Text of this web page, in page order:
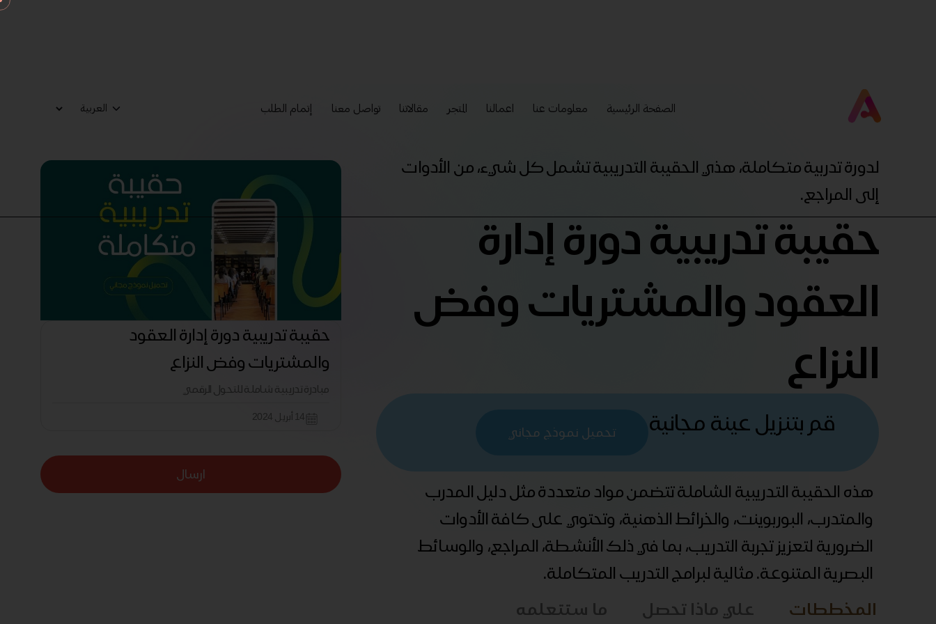
الصفحة الرئيسية معلومات عنا اعمالنا المتجر مقالاتنا تواصل معنا إتمام الطلب
لدورة تدربية متكاملة، هذي الحقيبة التدريبية تشمل كل شيء، من الأدوات
إلى المراجع.
حقيبة تدريبية دورة إدارة
العقود والمشتريات وفض
النزاع
قم بتنزيل عينة مجانية تحميل نموذج مجاني
هذه الحقيبة التدريبية الشاملة تتضمن مواد متعددة مثل دليل المدرب
والمتدرب، البوربوينت، والخرائط الذهنية، وتحتوي على كافة الأدوات
الضرورية لتعزيز تجربة التدريب، بما في ذلك الأنشطة، المراجع، والوسائط
البصرية المتنوعة. مثالية لبرامج التدريب المتكاملة.
حقيبة تدريبية دورة إدارة العقود
والمشتريات وفض النزاع
مبادرة تدريبية شاملة للتحول الرقمي
14 أبريل 2024
ارسال
المخططات علي ماذا تحصل ما ستتعلمه